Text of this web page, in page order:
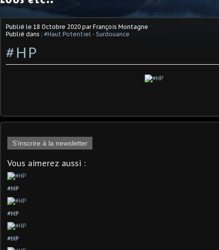
Publié le 18 Octobre 2020 par François Montagne
Publié dans : #Haut Potentiel - Surdouance
#HP
S'inscrire à la newsletter
Vous aimerez aussi :
#HP
#HP
#HP